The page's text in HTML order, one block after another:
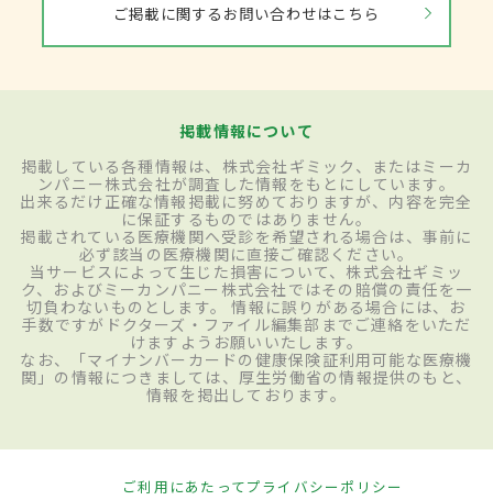
ご掲載に関するお問い合わせはこちら
掲載情報について
掲載している各種情報は、株式会社ギミック、またはミーカ
ンパニー株式会社が調査した情報をもとにしています。
出来るだけ正確な情報掲載に努めておりますが、内容を完全
に保証するものではありません。
掲載されている医療機関へ受診を希望される場合は、事前に
必ず該当の医療機関に直接ご確認ください。
当サービスによって生じた損害について、株式会社ギミッ
ク、およびミーカンパニー株式会社ではその賠償の責任を一
切負わないものとします。 情報に誤りがある場合には、お
手数ですがドクターズ・ファイル編集部までご連絡をいただ
けますようお願いいたします。
なお、「マイナンバーカードの健康保険証利用可能な医療機
関」の情報につきましては、厚生労働省の情報提供のもと、
情報を掲出しております。
ご利用にあたってプライバシーポリシー